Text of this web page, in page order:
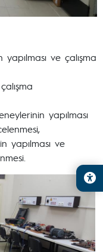
ve çalışma
yapılması
yapılması ve